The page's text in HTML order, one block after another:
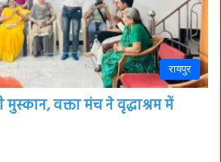
रायपुर
वक्ता मंच ने वृद्धाश्रम में